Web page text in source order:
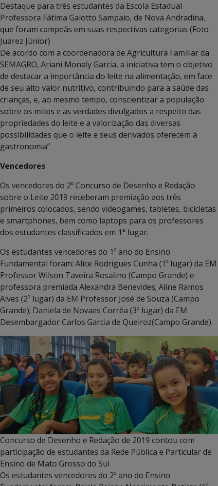
Destaque para três estudantes da Escola Estadual
Professora Fátima Gaiotto Sampaio, de Nova Andradina,
que foram campeãs em suas respectivas categorias (Foto
Juarez Júnior)
De acordo com a coordenadora de Agricultura Familiar da
SEMAGRO, Ariani Monaly Garcia, a iniciativa tem o objetivo
de destacar a importância do leite na alimentação, em face
de seu alto valor nutritivo, contribuindo para a saúde das
crianças, e, ao mesmo tempo, conscientizar a população
sobre os mitos e as verdades divulgados a respeito das
propriedades do leite e a valorização das diversas
possibilidades que o leite e seus derivados oferecem à
gastronomia”
Vencedores
Os vencedores do 2º Concurso de Desenho e Redação
sobre o Leite 2019 receberam premiação aos três
primeiros colocados, sendo videogames, tabletes, bicicletas
e smartphones, bem como laptops para os professores
dos estudantes classificados em 1° lugar.
Os estudantes vencedores do 1º ano do Ensino
Fundamental foram: Alice Rodrigues Cunha (1º lugar) da EM
Professor Wilson Taveira Rosalino (Campo Grande) e
professora premiada Alexandra Benevides; Aline Ramos
Alves (2º lugar) da EM Professor José de Souza (Campo
Grande); Daniela de Novaes Corrêa (3º lugar) da EM
Desembargador Carlos Garcia de Queiroz(Campo Grande).
Concurso de Desenho e Redação de 2019 contou com
participação de estudantes da Rede Pública e Particular de
Ensino de Mato Grosso do Sul
Os estudantes vencedores do 2º ano do Ensino